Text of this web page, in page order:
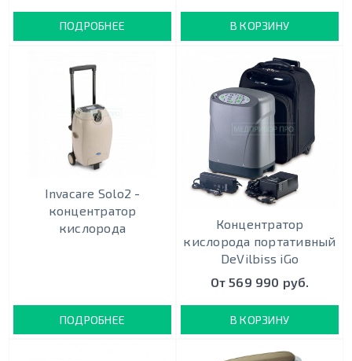
ПОДРОБНЕЕ В КОРЗИНУ
Invacare Solo2 -
концентратор
кислорода
ПОДРОБНЕЕ
Концентратор
кислорода портативный
DeVilbiss iGo
От 569 990 руб.
В КОРЗИНУ